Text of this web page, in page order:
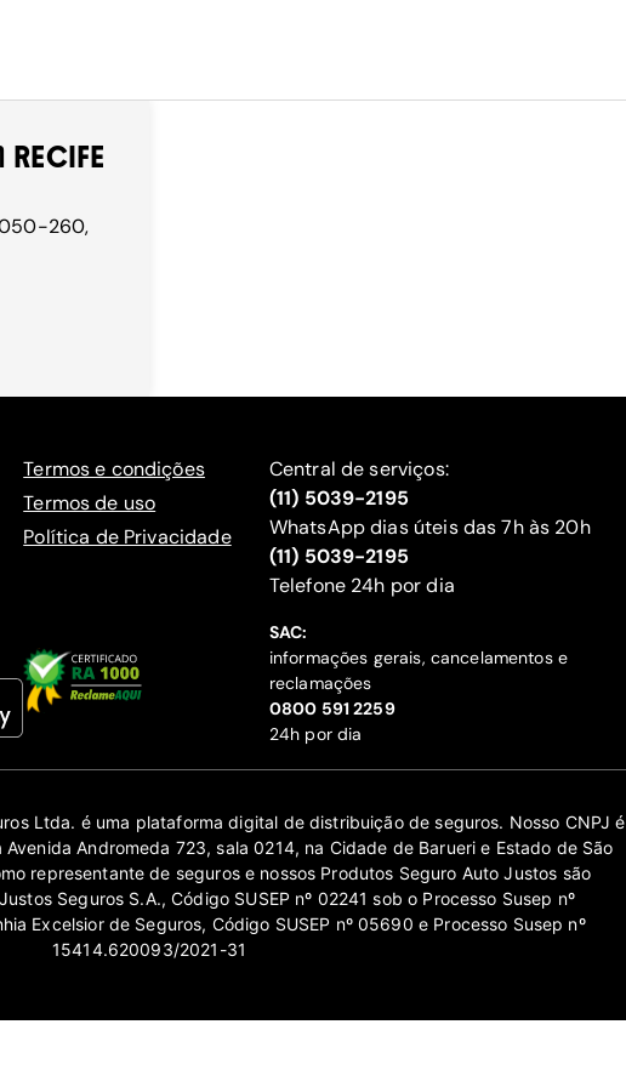
260,
Termos e condições
Termos de uso
Política de Privacidade
Central de serviços:
(11) 5039-2195
WhatsApp dias úteis das 7h às 20h
(11) 5039-2195
‍Telefone 24h por dia
SAC:
informações gerais, cancelamentos e
reclamações
‍0800 591 2259
24h por dia
Ltda. é uma plataforma digital de distribuição de seguros. Nosso CNPJ é
Andromeda 723, sala 0214, na Cidade de Barueri e Estado de São
representante de seguros e nossos Produtos Seguro Auto Justos são
Seguros S.A., Código SUSEP nº 02241 sob o Processo Susep nº
Excelsior de Seguros, Código SUSEP nº 05690 e Processo Susep nº
15414.620093/2021-31